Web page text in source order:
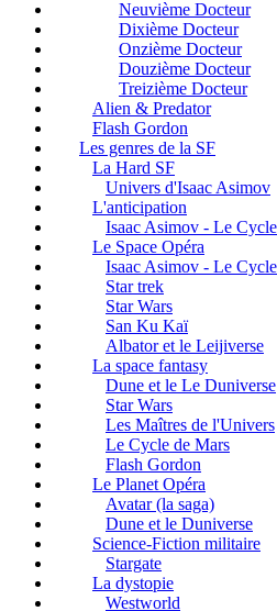
Neuvième Docteur
Dixième Docteur
Onzième Docteur
Douzième Docteur
Treizième Docteur
Alien & Predator
Flash Gordon
Les genres de la SF
La Hard SF
Univers d'Isaac Asimov
L'anticipation
Isaac Asimov - Le
Le Space Opéra
Isaac Asimov - Le
Star trek
Star Wars
San Ku Kaï
Albator et le Leijiverse
La space fantasy
Dune et le Le Duniverse
Star Wars
Les Maîtres de l'Univers
Le Cycle de Mars
Flash Gordon
Le Planet Opéra
Avatar (la saga)
Dune et le Duniverse
Science-Fiction militaire
Stargate
La dystopie
Westworld